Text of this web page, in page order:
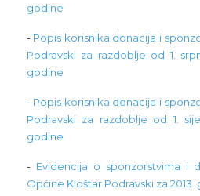
godine
- Popis korisnika donacija i
Podravski za razdoblje od 1.
godine
- Popis korisnika donacija i
Podravski za razdoblje od 1.
godine
- Evidencija o sponzorstvima i
Općine Kloštar Podravski za 2013.